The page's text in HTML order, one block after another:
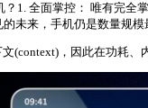
1. 全面掌控： 唯有完全
未来，手机仍是数量规模
(context)，因此在功耗